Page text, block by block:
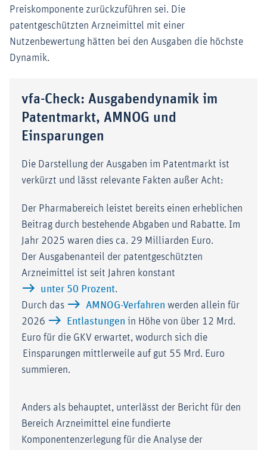
Preiskomponente zurückzuführen sei. Die
patentgeschützten Arzneimittel mit einer
Nutzenbewertung hätten bei den Ausgaben die höchste
Dynamik.
vfa-Check: Ausgabendynamik im
Patentmarkt, AMNOG und
Einsparungen
Die Darstellung der Ausgaben im Patentmarkt ist
verkürzt und lässt relevante Fakten außer Acht:
Der Pharmabereich leistet bereits einen erheblichen
Beitrag durch bestehende Abgaben und Rabatte. Im
Jahr 2025 waren dies ca. 29 Milliarden Euro.
Der Ausgabenanteil der patentgeschützten
Arzneimittel ist seit Jahren konstant
unter 50 Prozent.
Durch das
AMNOG-Verfahren werden allein für
2026
Entlastungen in Höhe von über 12 Mrd.
Euro für die GKV erwartet, wodurch sich die
Einsparungen mittlerweile auf gut 55 Mrd. Euro
summieren.
Anders als behauptet, unterlässt der Bericht für den
Bereich Arzneimittel eine fundierte
Komponentenzerlegung für die Analyse der